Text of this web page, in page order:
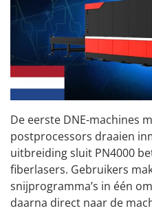
De eerste DNE-machines
postprocessors draaien
uitbreiding sluit PN4000
fiberlasers. Gebruikers
snijprogramma’s in één
daarna direct naar de